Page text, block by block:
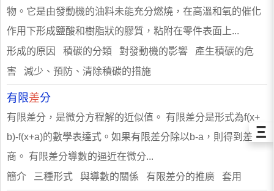
物。它是由發動機的油料未能充分燃燒，在高溫和氧的催化
作用下形成鹽酸和樹脂狀的膠質，粘附在零件表面上...
形成的原因 積碳的分類 對發動機的影響 產生積碳的危
害 減少、預防、清除積碳的措施
有限差分
有限差分，是微分方程解的近似值。 有限差分是形式為f(x+
b)-f(x+a)的數學表達式。如果有限差分除以b-a，則得到差
商。 有限差分導數的逼近在微分...
簡介 三種形式 與導數的關係 有限差分的推廣 套用
Ξ